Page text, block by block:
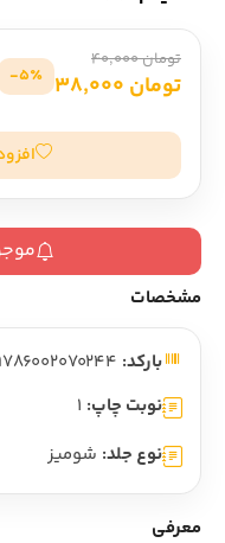
تومان 40,000
تومان 38,000 5٪-
مشخصات
بارکد:
نوبت چاپ: 1
نوع جلد: شومیز
معرفی